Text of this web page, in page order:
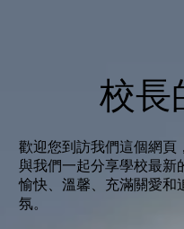
校長
歡迎您到訪我們這個網頁
與我們一起分享學校最新
愉快、溫馨、充滿關愛和
氛。